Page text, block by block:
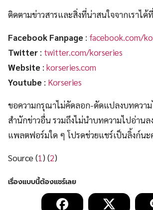
ติดตามข่าวสารและสิ่งที่น่าสนใจจากเราได้ที่
Facebook Fanpage : facebook.com/
Twitter : twitter.com/korseries
Website : korseries.com
Youtube : Korseries
ขอความกรุณาไม่คัดลอก-ดัดแปลงบทควา
สำนักข่าวอื่น รวมถึงไม่นำบทความไปอ่านล
แพลตฟอร์มใด ๆ โปรดช่วยแชร์เป็นลิ้งก์น
Source (1) (2)